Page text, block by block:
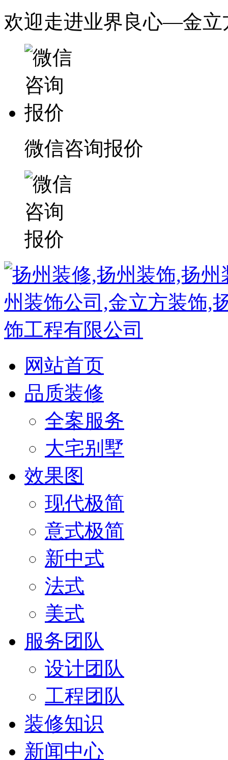
欢迎走进业界良心—金立
微信咨询报价
网站首页
品质装修
全案服务
大宅别墅
效果图
现代极简
意式极简
新中式
法式
美式
服务团队
设计团队
工程团队
装修知识
新闻中心